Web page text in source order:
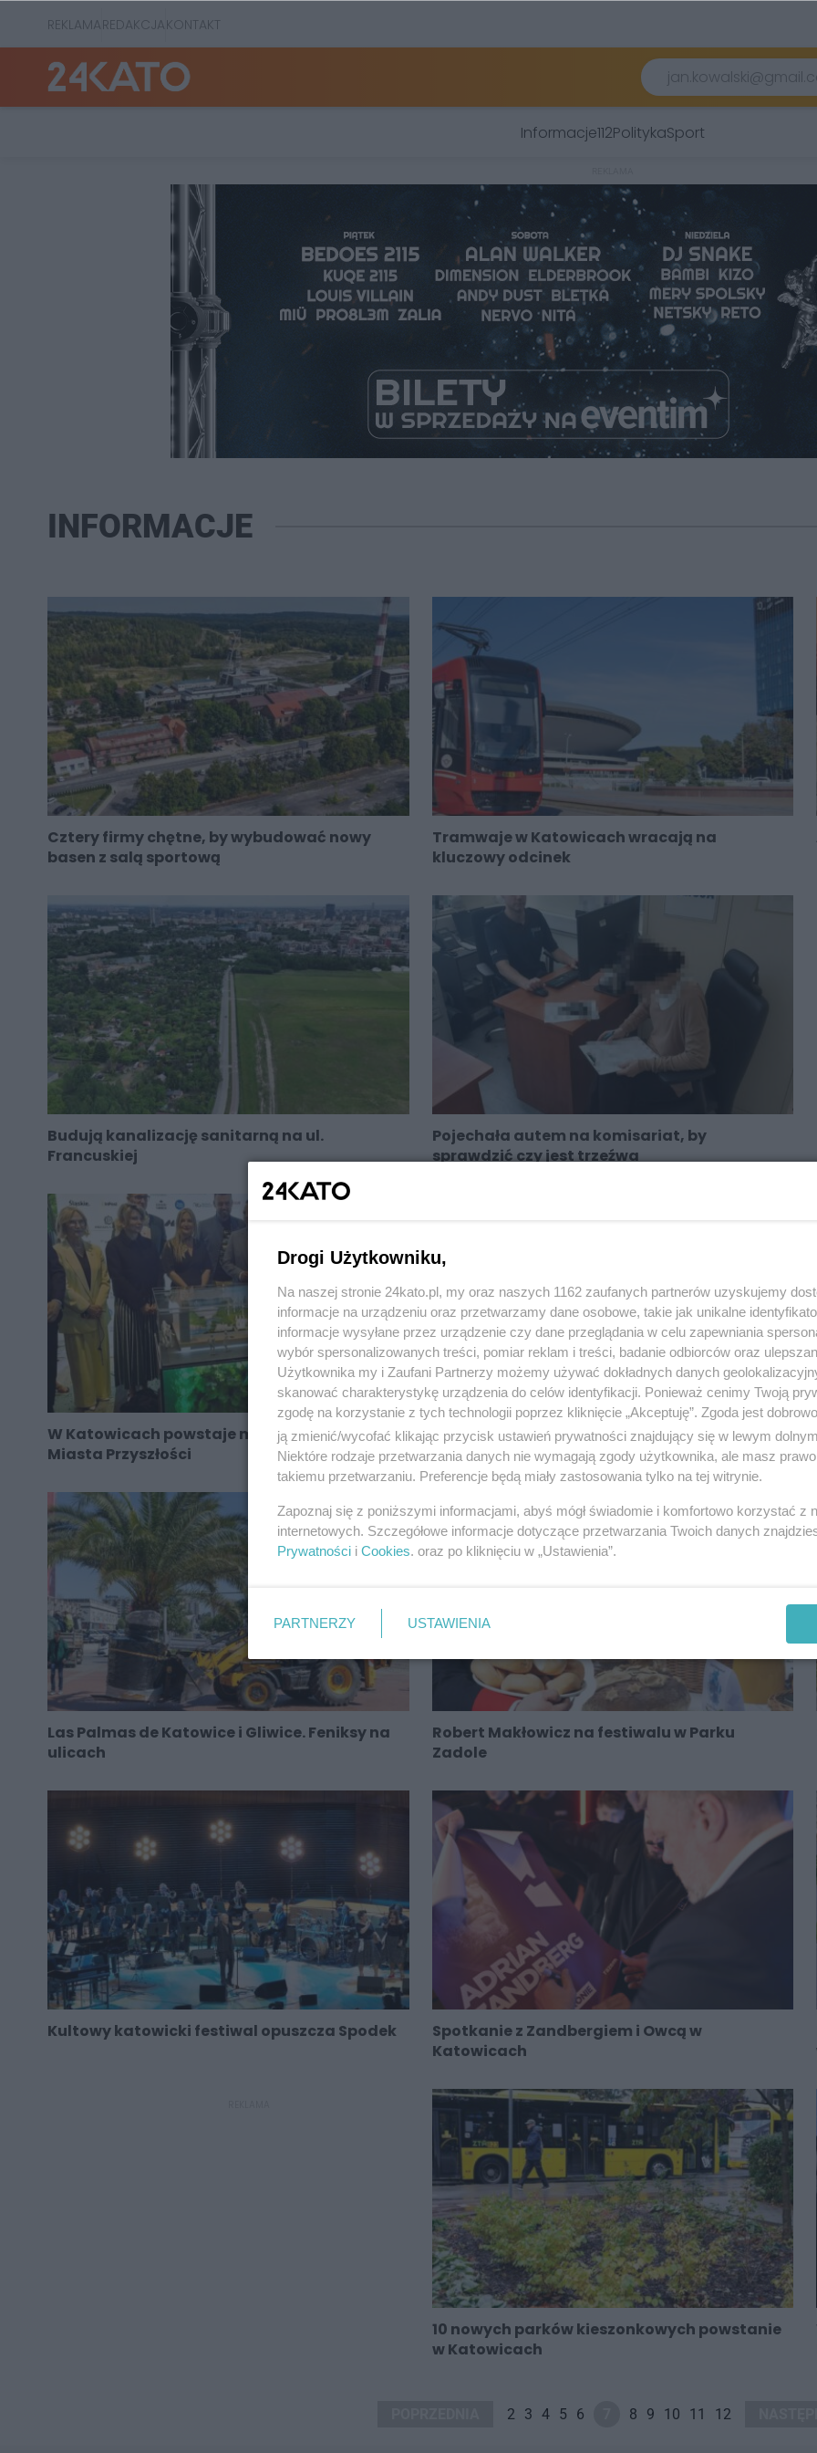
REKLAMAREDAKCJAKONTAKT
Informacje112PolitykaSport
INFORMACJE
Cztery firmy chętne, by wybudować nowy
basen z salą sportową
Tramwaje w Katowicach wracają na
kluczowy odcinek
Budują kanalizację sanitarną na ul.
Francuskiej
Pojechała autem na komisariat, by
sprawdzić czy jest trzeźwa
W Katowicach powstaje makieta Zielonego
Miasta Przyszłości
Kopciuchy trują nie tylko zimą
Las Palmas de Katowice i Gliwice. Feniksy na
ulicach
Robert Makłowicz na festiwalu w Parku
Zadole
Kultowy katowicki festiwal opuszcza Spodek
Spotkanie z Zandbergiem i Owcą w
Katowicach
10 nowych parków kieszonkowych powstanie
w Katowicach
2 3 4 5 6 8 9 10 11 12
Drogi Użytkowniku,
Na naszej stronie 24kato.pl, my oraz naszych 1162 zaufanych partnerów uzyskujemy
informacje na urządzeniu oraz przetwarzamy dane osobowe, takie jak unikalne
informacje wysyłane przez urządzenie czy dane przeglądania w celu zapewniania
wybór spersonalizowanych treści, pomiar reklam i treści, badanie odbiorców oraz
Użytkownika my i Zaufani Partnerzy możemy używać dokładnych danych
skanować charakterystykę urządzenia do celów identyfikacji. Ponieważ cenimy Twoją
zgodę na korzystanie z tych technologii poprzez kliknięcie „Akceptuję”. Zgoda jest
ją zmienić/wycofać klikając przycisk ustawień prywatności znajdujący się w lewym
Niektóre rodzaje przetwarzania danych nie wymagają zgody użytkownika, ale masz
takiemu przetwarzaniu. Preferencje będą miały zastosowania tylko na tej witrynie.
Zapoznaj się z poniższymi informacjami, abyś mógł świadomie i komfortowo korzystać z
internetowych. Szczegółowe informacje dotyczące przetwarzania Twoich danych
Prywatności i Cookies. oraz po kliknięciu w „Ustawienia”.
PARTNERZY USTAWIENIA